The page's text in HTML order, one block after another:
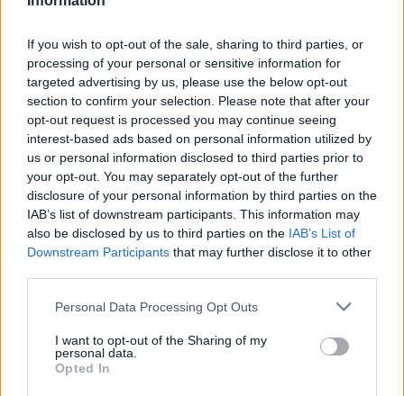
If you wish to opt-out of the sale, sharing to third parties, or
processing of your personal or sensitive information for
targeted advertising by us, please use the below opt-out
section to confirm your selection. Please note that after your
opt-out request is processed you may continue seeing
interest-based ads based on personal information utilized by
us or personal information disclosed to third parties prior to
your opt-out. You may separately opt-out of the further
disclosure of your personal information by third parties on the
IAB’s list of downstream participants. This information may
also be disclosed by us to third parties on the IAB’s List of
Downstream Participants that may further disclose it to other
Please note that this website/app uses one or more Google
not limited to your visit or usage behaviour. You may click to
grant or deny consent to Google and its third-party tags to
use your data for below specified purposes in below Google
Personal Data Processing Opt Outs
I want to opt-out of the Sharing of my
personal data.
Opted In